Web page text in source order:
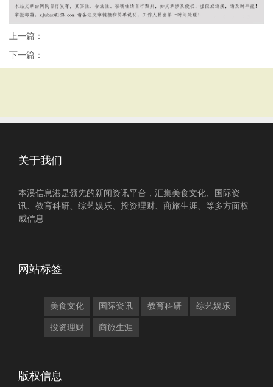
上一篇：
下一篇：
关于我们
本溪信息港是领先的新闻资讯平台，汇集美食文化、国际资
讯、教育科研、综艺娱乐、投资理财、商旅生涯、等多方面权
威信息
网站标签
美食文化 国际资讯 教育科研 综艺娱乐
投资理财 商旅生涯
版权信息